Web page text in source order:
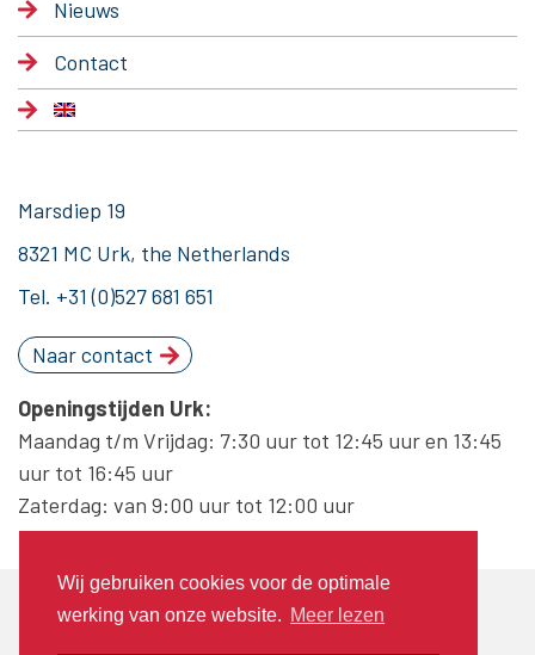
Wij gebruiken cookies voor de optimale
werking van onze website. Meer lezen
Nieuws
Contact
Marsdiep 19
8321 MC Urk, the Netherlands
Tel. +31 (0)527 681 651
Naar contact
Openingstijden Urk:
Maandag t/m Vrijdag: 7:30 uur tot 12:45 uur en 13:45
uur tot 16:45 uur
Zaterdag: van 9:00 uur tot 12:00 uur
© 2020 Piet Brouwer Elektrotechniek